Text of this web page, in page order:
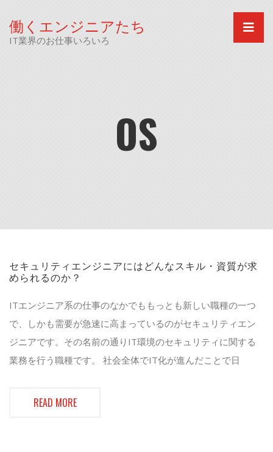
content
働くエンジニアたち
IT業界のお仕事いろいろ
OS
セキュリティエンジニアにはどんなスキル・資質が求
められるのか？
ITエンジニア系の仕事のなかでももっとも新しい職種の一つ
で、しかも需要が急速に高まっているのがセキュリティエン
ジニアです。その名前の通りIT環境のセキュリティに関する
業務を行う職種です。 社会全体でIT化が進んだことで日
READ MORE